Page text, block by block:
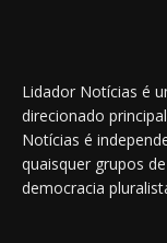
Lidador Notícias é
direcionado
Notícias é
quaisquer grupos
democracia